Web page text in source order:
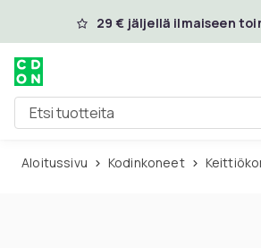
Ohita ja siirry pääsisältöön
29 € jäljellä ilmaiseen
Etsi tuotteita
Aloitussivu Kodinkoneet